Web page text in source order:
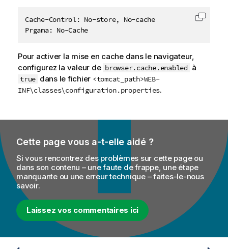
Cache-Control: No-store, No-cache
Prgama: No-Cache
Copier
Pour activer la mise en cache dans le navigateur,
configurez la valeur de browser.cache.enabled à
true dans le fichier <tomcat_path>WEB-
INF\classes\configuration.properties.
Cette page vous a-t-elle aidé ?
Si vous rencontrez des problèmes sur cette page ou
dans son contenu – une faute de frappe, une étape
manquante ou une erreur technique – faites-le-nous
savoir.
Laissez vos commentaires ici